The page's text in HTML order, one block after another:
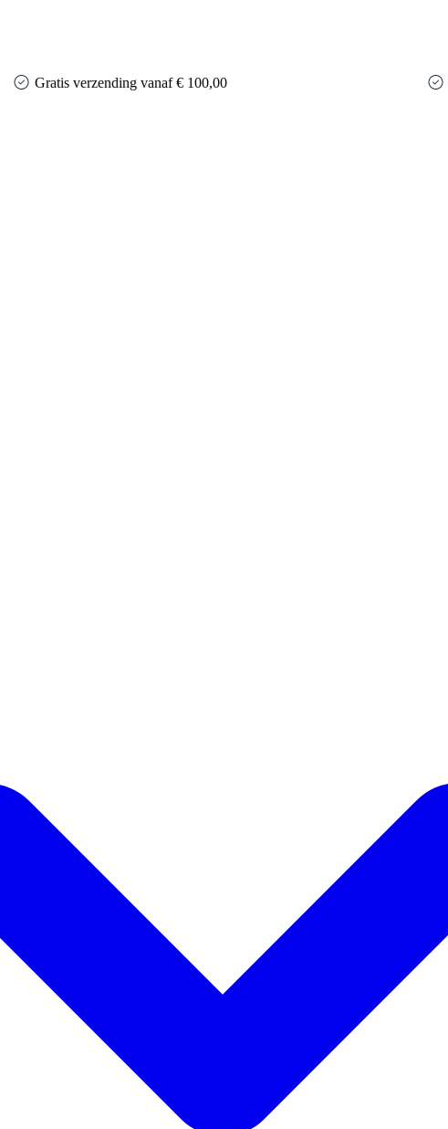
Gratis verzending vanaf € 100,00